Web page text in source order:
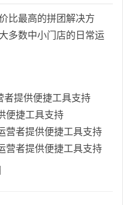
比最高的拼团解决方
多数中小门店的日常运
者提供便捷工具支持
便捷工具支持
营者提供便捷工具支持
营者提供便捷工具支持